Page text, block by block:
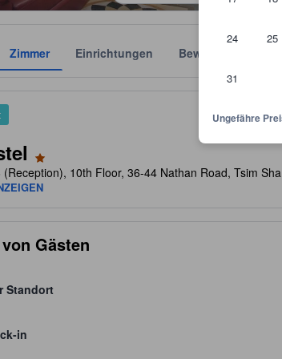
24 25
31
Ungefähre
Zimmer Einrichtungen Bewertungen
(Reception), 10th Floor, 36-44 Nathan Road, Tsim
Gästen
Standort
in